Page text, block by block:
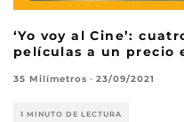
‘Yo voy al Cine’:
películas a un precio
35 Milímetros · 23/09/2021
1 MINUTO DE LECTURA